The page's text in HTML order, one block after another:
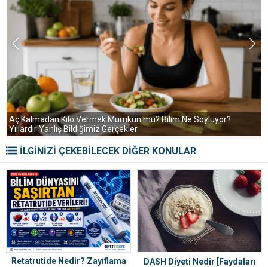
Aç Kalmadan Kilo Vermek Mümkün mü? Bilim Ne Söylüyor?
Yıllardır Yanlış Bildiğimiz Gerçekler
İLGİNİZİ ÇEKEBİLECEK DİĞER KONULAR
Retatrutide Nedir? Zayıflama
DASH Diyeti Nedir [Faydaları